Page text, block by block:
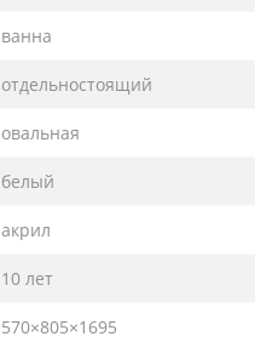
ванна
отдельностоящий
овальная
белый
акрил
10 лет
570×805×1695